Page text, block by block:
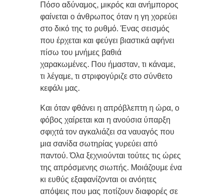
Πόσο αδύναμος, μικρός και ανήμπορος
φαίνεται ο άνθρωπος όταν η γη χορεύει
στο δικό της το ρυθμό. Ένας σεισμός
που έρχεται και φεύγει βιαστικά αφήνει
πίσω του μνήμες βαθιά
χαρακωμένες. Που ήμασταν, τι κάναμε,
τι λέγαμε, τι στριφογύριζε στο σύνθετο
κεφάλι μας.
Και όταν φθάνει η απρόβλεπτη η ώρα, ο
φόβος χαίρεται και η ανούσια ύπαρξη
σφιχτά τον αγκαλιάζει σα ναυαγός που
μια σανίδα σωτηρίας γυρεύει από
παντού. Όλα ξεχνιούνται τούτες τις ώρες
της απρόσμενης σιωπής. Μοιάζουμε ένα
κι ευθύς εξαφανίζονται οι ανόητες
απόψεις που μας ποτίζουν διαφορές σε